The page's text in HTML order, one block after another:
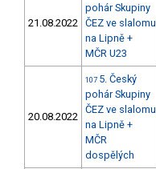
21.08.2022
pohár Skupiny
ČEZ ve slalomu
na Lipně +
MČR U23
20.08.2022
107 5. Český
pohár Skupiny
ČEZ ve slalomu
na Lipně +
MČR
dospělých